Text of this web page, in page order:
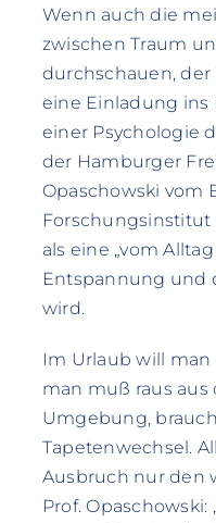
Wenn auch die
zwischen Traum
durchschauen,
eine Einladung ins
einer Psychologie
der Hamburger
Opaschowski vom
Forschungsinstitut
als eine „vom
Entspannung und
wird.
Im Urlaub will
man muß raus
Umgebung,
Tapetenwechsel.
Ausbruch nur den
Prof.